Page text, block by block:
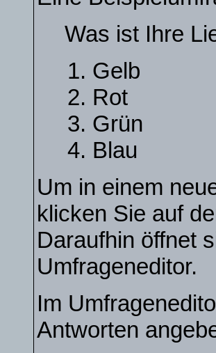
Was ist Ihre
Gelb
Rot
Grün
Blau
Um in einem
klicken Sie auf
Daraufhin öffnet
Umfrageneditor.
Im
Antworten